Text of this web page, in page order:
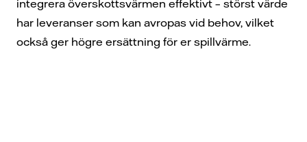
integrera överskottsvärmen effektivt – störst värde
har leveranser som kan avropas vid behov, vilket
också ger högre ersättning för er spillvärme.